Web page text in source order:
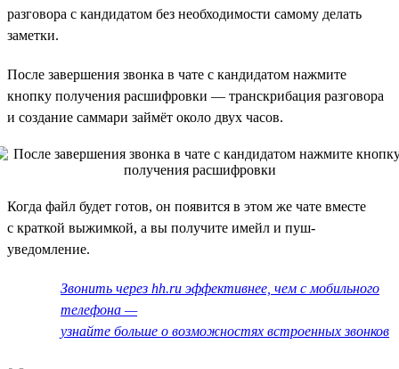
разговора с кандидатом без необходимости самому делать
заметки.
После завершения звонка в чате с кандидатом нажмите
кнопку получения расшифровки — транскрибация разговора
и создание саммари займёт около двух часов.
Когда файл будет готов, он появится в этом же чате вместе
с краткой выжимкой, а вы получите имейл и пуш-
уведомление.
Звонить через hh.ru эффективнее, чем с мобильного
телефона —
узнайте больше о возможностях встроенных звонков